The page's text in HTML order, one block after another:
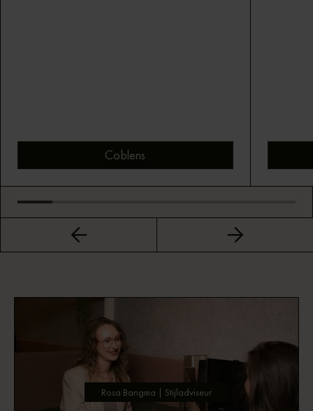
Coblens
Bekijk montuur
Rosa Bangma | Stijladviseur